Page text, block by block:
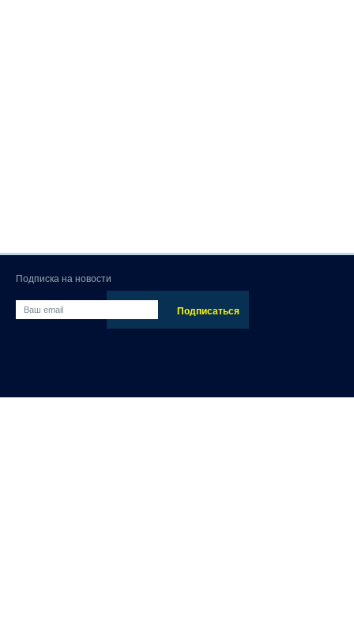
Подписка на новости